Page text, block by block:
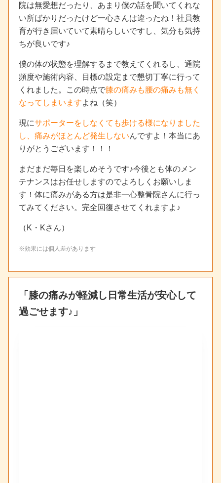
院は無愛想だったり、あまり僕の話を聞いてくれな
い所ばかりだったけど一心さんは違ったね！社員教
育が行き届いていて素晴らしいですし、気分も気持
ちが良いです♪
僕の体の状態を理解するまで教えてくれるし、通院
頻度や施術内容、目標の設定まで懇切丁寧に行って
くれました。この時点で膝の痛みも腰の痛みも無く
なってしまいますよね（笑）
現にサポーターをしなくても歩ける様になりました
し、痛みがほとんど発生しないんですよ！本当にあ
りがとうございます！！！
まだまだ毎日を楽しめそうです♪今後とも体のメン
テナンスはお任せしますのでよろしくお願いしま
す！体に痛みがある方は是非一心整骨院さんに行っ
てみてください。完全回復させてくれますよ♪
（K・Kさん）
※効果には個人差があります
「膝の痛みが軽減し日常生活が安心して
過ごせます♪」